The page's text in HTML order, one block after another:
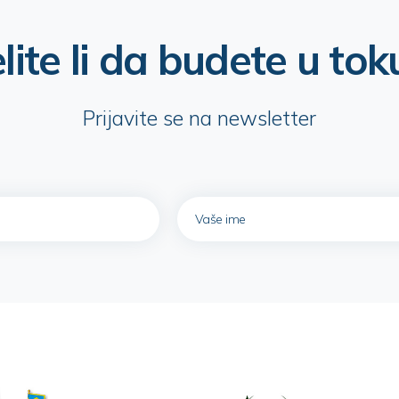
li da budete u
Prijavite se na newsletter